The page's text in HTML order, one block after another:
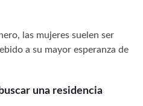
las mujeres suelen ser
a su mayor esperanza de
una residencia